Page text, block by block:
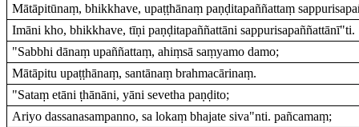
Mātāpitūnaṃ, bhikkhave, upaṭṭhānaṃ paṇḍitapaññattaṃ
Imāni kho, bhikkhave, tīṇi paṇḍitapaññattāni sappurisapaññattānī"ti.
"Sabbhi dānaṃ upaññattaṃ, ahiṃsā saṃyamo damo;
Mātāpitu upaṭṭhānaṃ, santānaṃ brahmacārinaṃ.
"Sataṃ etāni ṭhānāni, yāni sevetha paṇḍito;
Ariyo dassanasampanno, sa lokaṃ bhajate siva"nti. pañcamaṃ;